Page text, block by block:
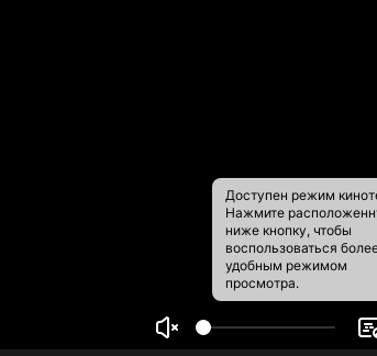
Доступен режим
Нажмите
ниже кнопку, чтобы
воспользоваться
удобным режимом
просмотра.